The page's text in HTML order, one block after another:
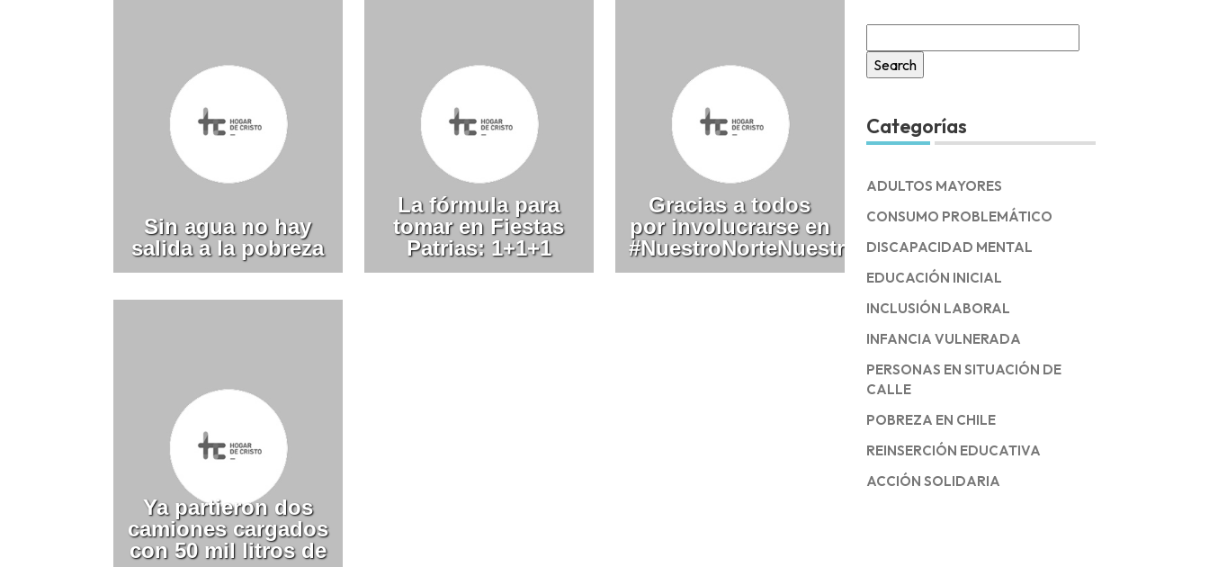
Sin agua no hay
salida a la pobreza
La fórmula para
tomar en Fiestas
Patrias: 1+1+1
Gracias a todos
por involucrarse en
#NuestroNorteNuestraAyuda
Ya partieron dos
camiones cargados
con 50 mil litros de
for:
Categorías
ADULTOS MAYORES
CONSUMO PROBLEMÁTICO
DISCAPACIDAD MENTAL
EDUCACIÓN INICIAL
INCLUSIÓN LABORAL
INFANCIA VULNERADA
PERSONAS EN SITUACIÓN DE
CALLE
POBREZA EN CHILE
REINSERCIÓN EDUCATIVA
ACCIÓN SOLIDARIA